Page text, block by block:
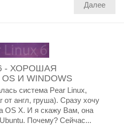
Далее
- ХОРОШАЯ
И WINDOWS
система Pear Linux,
от англ, груша). Сразу хочу
OS X. И я скажу Вам, она
Почему? Сейчас...